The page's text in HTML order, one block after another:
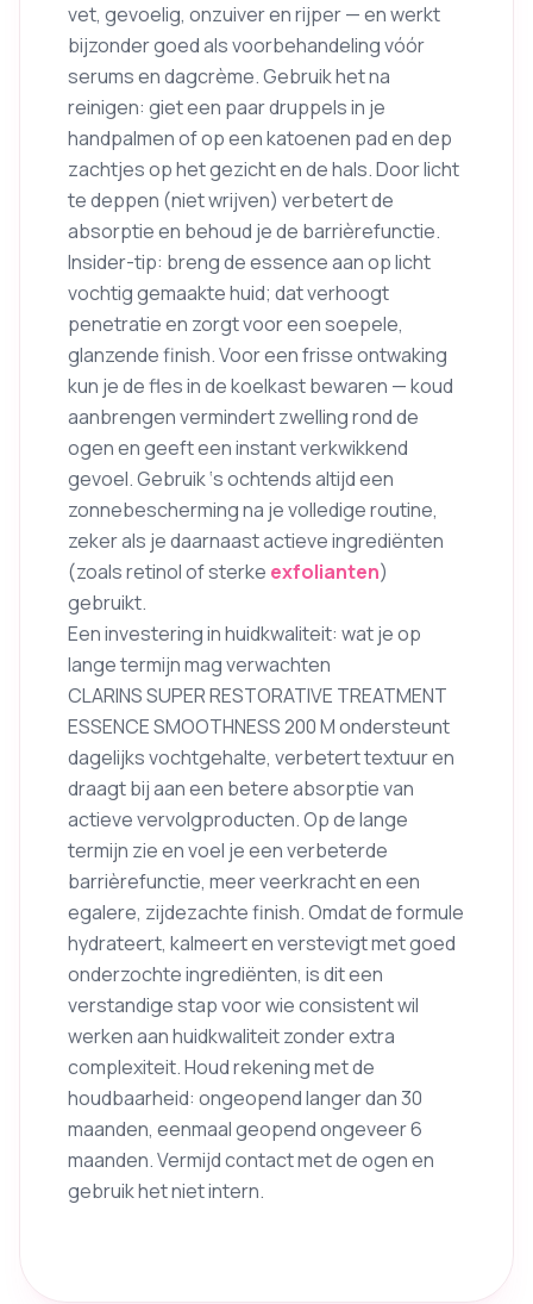
vet, gevoelig, onzuiver en rijper — en werkt
bijzonder goed als voorbehandeling vóór
serums en dagcrème. Gebruik het na
reinigen: giet een paar druppels in je
handpalmen of op een katoenen pad en dep
zachtjes op het gezicht en de hals. Door licht
te deppen (niet wrijven) verbetert de
absorptie en behoud je de barrièrefunctie.
Insider-tip: breng de essence aan op licht
vochtig gemaakte huid; dat verhoogt
penetratie en zorgt voor een soepele,
glanzende finish. Voor een frisse ontwaking
kun je de fles in de koelkast bewaren — koud
aanbrengen vermindert zwelling rond de
ogen en geeft een instant verkwikkend
gevoel. Gebruik ‘s ochtends altijd een
zonnebescherming na je volledige routine,
zeker als je daarnaast actieve ingrediënten
(zoals retinol of sterke exfolianten)
gebruikt.
Een investering in huidkwaliteit: wat je op
lange termijn mag verwachten
CLARINS SUPER RESTORATIVE TREATMENT
ESSENCE SMOOTHNESS 200 M ondersteunt
dagelijks vochtgehalte, verbetert textuur en
draagt bij aan een betere absorptie van
actieve vervolgproducten. Op de lange
termijn zie en voel je een verbeterde
barrièrefunctie, meer veerkracht en een
egalere, zijdezachte finish. Omdat de formule
hydrateert, kalmeert en verstevigt met goed
onderzochte ingrediënten, is dit een
verstandige stap voor wie consistent wil
werken aan huidkwaliteit zonder extra
complexiteit. Houd rekening met de
houdbaarheid: ongeopend langer dan 30
maanden, eenmaal geopend ongeveer 6
maanden. Vermijd contact met de ogen en
gebruik het niet intern.